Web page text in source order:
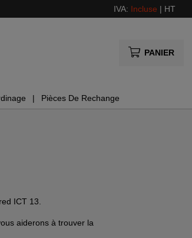
IVA: Incluse | HT
PANIER
Pièces De Rechange
ICT 13.
aiderons à trouver la